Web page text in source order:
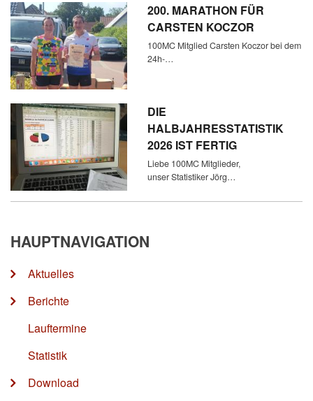
200. MARATHON FÜR
CARSTEN KOCZOR
100MC Mitglied Carsten Koczor bei dem
24h-…
DIE
HALBJAHRESSTATISTIK
2026 IST FERTIG
Liebe 100MC Mitglieder,
unser Statistiker Jörg…
HAUPTNAVIGATION
Aktuelles
Berichte
Lauftermine
Statistik
Download